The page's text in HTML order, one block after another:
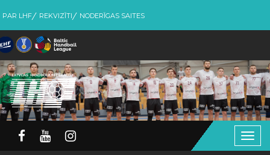
PAR LHF REKVIZĪTI NODERĪGAS SAITES